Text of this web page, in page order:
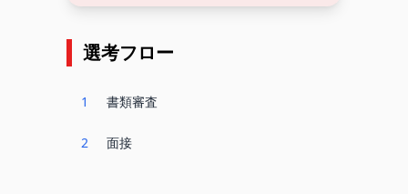
選考フロー
1 書類審査
2 面接